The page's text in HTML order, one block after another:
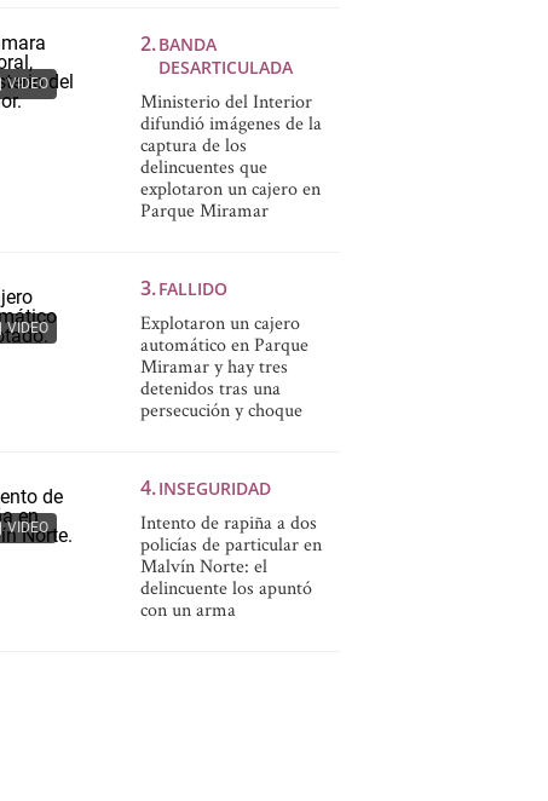
VIDEO
BANDA
DESARTICULADA
Ministerio del Interior
difundió imágenes de la
captura de los
delincuentes que
explotaron un cajero en
Parque Miramar
VIDEO
FALLIDO
Explotaron un cajero
automático en Parque
Miramar y hay tres
detenidos tras una
persecución y choque
VIDEO
INSEGURIDAD
Intento de rapiña a dos
policías de particular en
Malvín Norte: el
delincuente los apuntó
con un arma